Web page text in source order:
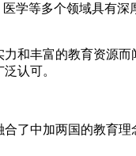
学等多个领域具有
和丰富的教育资源
认可。
了中加两国的教育